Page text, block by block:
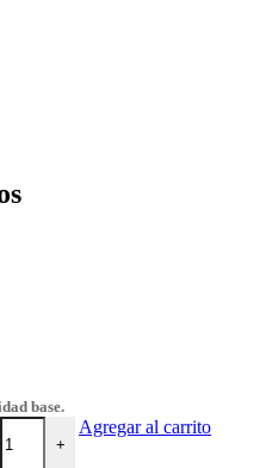
base.
+
Agregar al carrito